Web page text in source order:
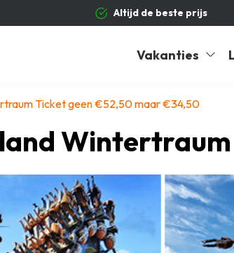
Altijd de beste prijs
Vakanties
Ticket geen €52,50 maar €34,50